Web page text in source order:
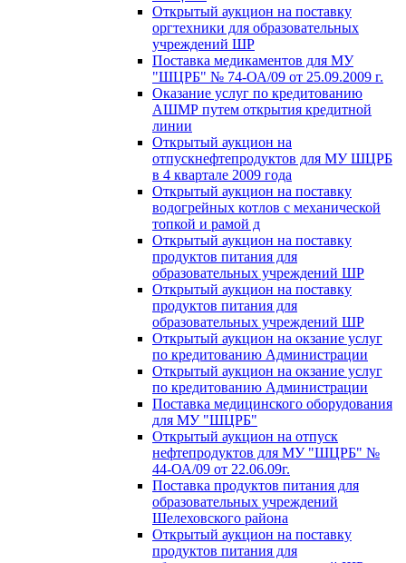
Открытый аукцион на поставку
оргтехники для образовательных
учреждений ШР
Поставка медикаментов для МУ
"ШЦРБ" № 74-ОА/09 от 25.09.2009 г.
Оказание услуг по кредитованию
АШМР путем открытия кредитной
линии
Открытый аукцион на
отпускнефтепродуктов для МУ ШЦРБ
в 4 квартале 2009 года
Открытый аукцион на поставку
водогрейных котлов с механической
топкой и рамой д
Открытый аукцион на поставку
продуктов питания для
образовательных учреждений ШР
Открытый аукцион на поставку
продуктов питания для
образовательных учреждений ШР
Открытый аукцион на окзание услуг
по кредитованию Администрации
Открытый аукцион на окзание услуг
по кредитованию Администрации
Поставка медицинского оборудования
для МУ "ШЦРБ"
Открытый аукцион на отпуск
нефтепродуктов для МУ "ШЦРБ" №
44-ОА/09 от 22.06.09г.
Поставка продуктов питания для
образовательных учреждений
Шелеховского района
Открытый аукцион на поставку
продуктов питания для